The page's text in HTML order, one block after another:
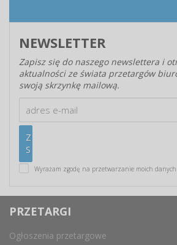
NEWSLETTER
Zapisz się do naszego newslettera i
aktualności ze świata przetargów
swoją skrzynkę mailową.
Wyrażam zgodę na przetwarzanie moich danych
PRZETARGI
Ogłoszenia przetargowe